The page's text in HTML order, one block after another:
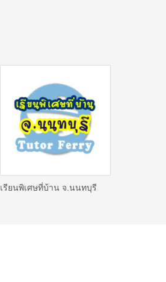
เรียนพิเศษที่บ้าน จ.นนทบุรี